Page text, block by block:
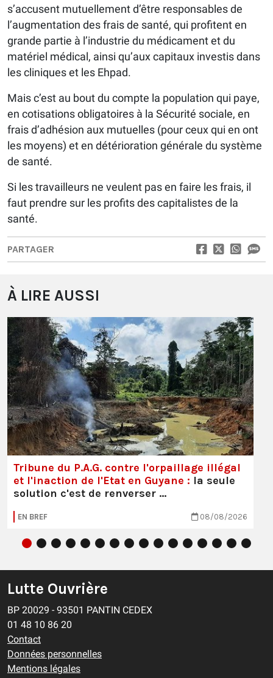
s’accusent mutuellement d’être responsables de
l’augmentation des frais de santé, qui profitent en
grande partie à l’industrie du médicament et du
matériel médical, ainsi qu’aux capitaux investis dans
les cliniques et les Ehpad.
Mais c’est au bout du compte la population qui paye,
en cotisations obligatoires à la Sécurité sociale, en
frais d’adhésion aux mutuelles (pour ceux qui en ont
les moyens) et en détérioration générale du système
de santé.
Si les travailleurs ne veulent pas en faire les frais, il
faut prendre sur les profits des capitalistes de la
santé.
PARTAGER
À LIRE AUSSI
Tribune du P.A.G. contre l'orpaillage illégal
et l'inaction de l'Etat en Guyane : la seule
solution c'est de renverser …
EN BREF 08/08/2026
Lutte Ouvrière
BP 20029 - 93501 PANTIN CEDEX
01 48 10 86 20
Contact
Données personnelles
Mentions légales